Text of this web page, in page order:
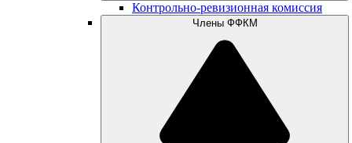
Контрольно-ревизионная комиссия
Члены ФФКМ